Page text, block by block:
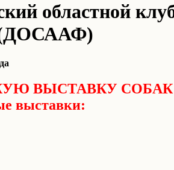
областной
ВЫСТАВКУ
выставки: